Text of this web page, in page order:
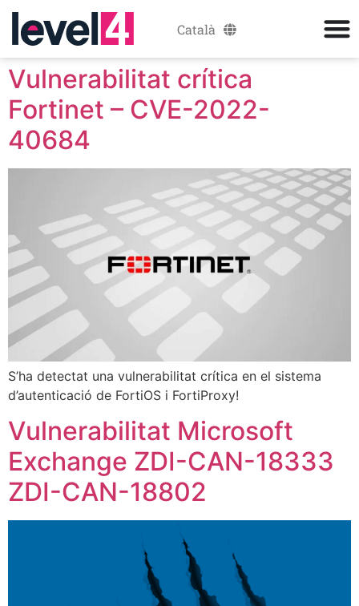
Català
Español
Vulnerabilitat crítica
Fortinet – CVE-2022-
40684
S’ha detectat una vulnerabilitat crítica en el sistema
d’autenticació de FortiOS i FortiProxy!
Vulnerabilitat Microsoft
Exchange ZDI-CAN-18333
ZDI-CAN-18802